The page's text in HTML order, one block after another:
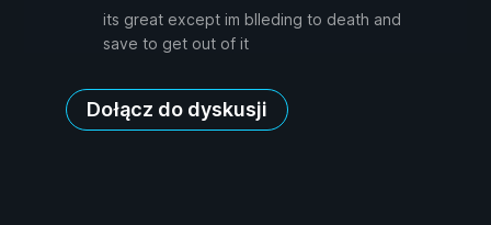
its great except im blleding to death and
save to get out of it
Dołącz do dyskusji